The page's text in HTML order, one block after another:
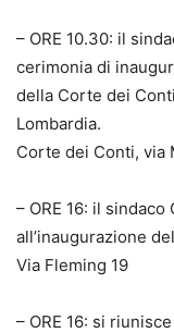
– ORE 10.30: il
cerimonia di
della Corte dei
Lombardia.
Corte dei Conti, via
– ORE 16: il
all’inaugurazione
Via Fleming 19
– ORE 16: si